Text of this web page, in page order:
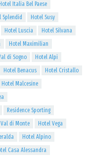
Hotel Italia Bel Paese
Splendid
Hotel Susy
Hotel Luscia
Hotel Silvana
Hotel Maximilian
di Sogno
Hotel Alpi
Hotel Benacus
Hotel Cristallo
Hotel Malcesine
Residence Sporting
di Monte
Hotel Vega
Hotel Alpino
Casa Alessandra